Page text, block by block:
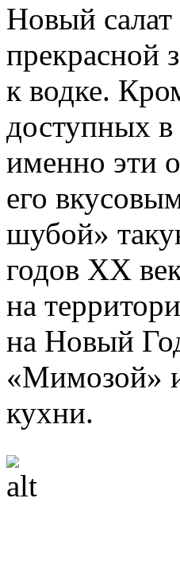
Новый салат
прекрасной
к водке.
доступных
именно эти
его
шубой»
годов XX
на
на Новый
«Мимозой» и
кухни.